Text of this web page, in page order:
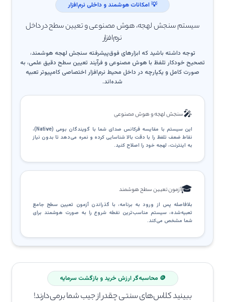
💡 امکانات هوشمند و داخلی نرم‌افزار
سیستم سنجش لهجه، هوش مصنوعی و تعیین سطح در داخل
نرم‌افزار
توجه داشته باشید که ابزارهای فوق‌پیشرفته سنجش لهجه هوشمند،
تصحیح خودکار تلفظ با هوش مصنوعی و فرآیند تعیین سطح دقیق علمی، به
صورت کامل و یکپارچه در داخل محیط نرم‌افزار اختصاصی کامپیوتر تعبیه
شده‌اند.
🎤سنجش لهجه و هوش مصنوعی
این سیستم با مقایسه فرکانس صدای شما با گویندگان بومی (Native)،
نقاط ضعف تلفظ را با دقت بالا شناسایی کرده و نمره می‌دهد تا بدون نیاز
به اینترنت، لهجه خود را اصلاح کنید.
🎓آزمون تعیین سطح هوشمند
بلافاصله پس از ورود به برنامه، با گذراندن آزمون تعیین سطح جامع
تعبیه‌شده، سیستم مناسب‌ترین نقطه شروع را به صورت هوشمند برای
شما مشخص می‌کند.
🪙 محاسبه‌گر ارزش خرید و بازگشت سرمایه
ببینید کلاس‌های سنتی چقدر از جیب شما برمی‌دارند!